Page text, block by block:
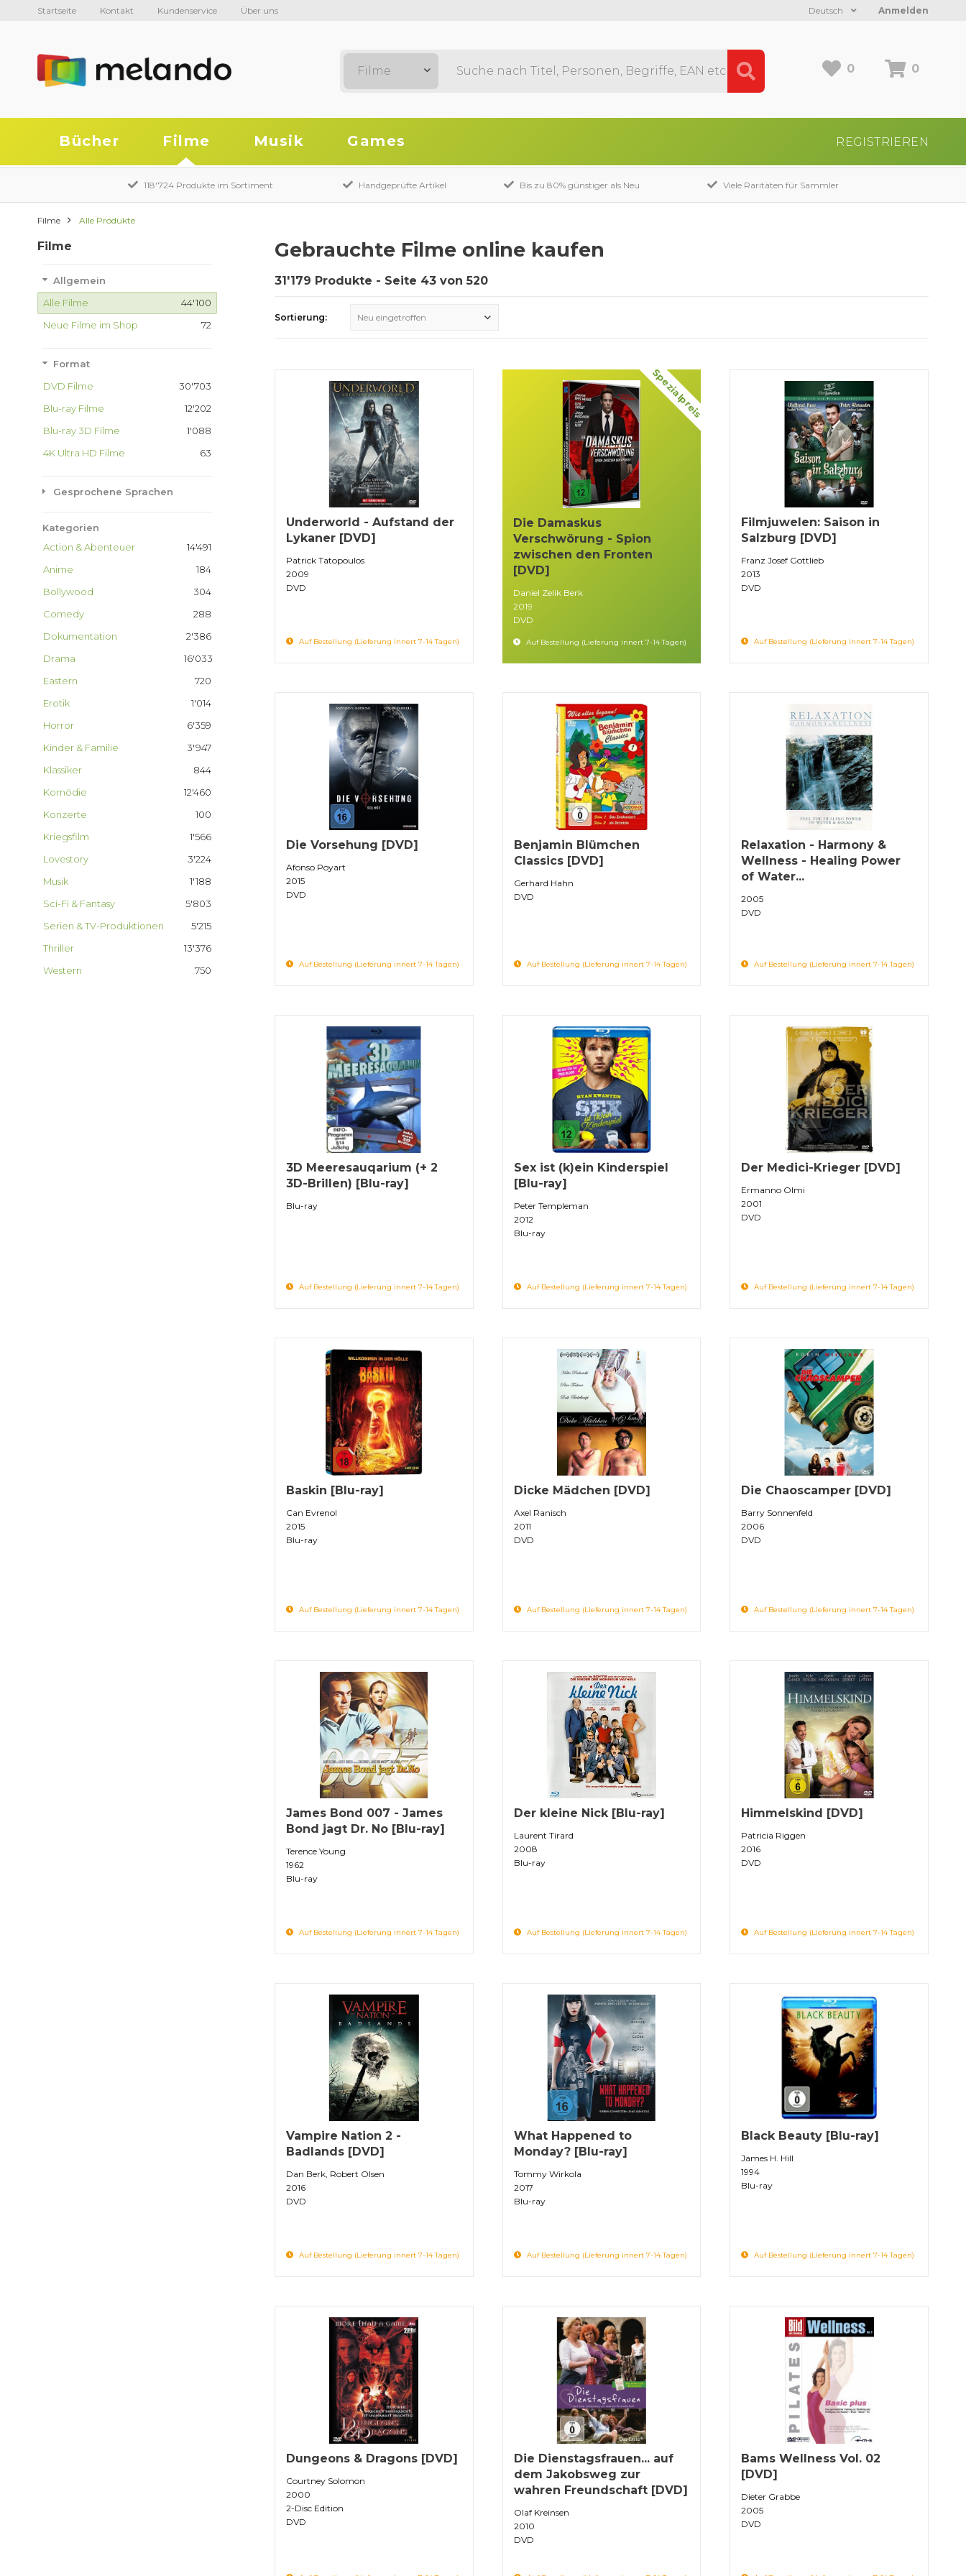
Startseite Kontakt Kundenservice Über uns Anmelden
Deutsch
0 0
Filme
Bücher Filme Musik Games REGISTRIEREN
118'724 Produkte im Sortiment Handgeprüfte Artikel Bis zu 80% günstiger als Neu Viele Raritäten für Sammler
Filme Alle Produkte
Filme
Allgemein
44'100
Alle Filme
72
Neue Filme im Shop
Format
30'703
DVD Filme
12'202
Blu-ray Filme
1'088
Blu-ray 3D Filme
63
4K Ultra HD Filme
Gesprochene Sprachen
Kategorien
14'491
Action & Abenteuer
184
Anime
304
Bollywood
288
Comedy
2'386
Dokumentation
16'033
Drama
720
Eastern
1'014
Erotik
6'359
Horror
3'947
Kinder & Familie
844
Klassiker
12'460
Komödie
100
Konzerte
1'566
Kriegsfilm
3'224
Lovestory
1'188
Musik
5'803
Sci-Fi & Fantasy
5'215
Serien & TV-Produktionen
13'376
Thriller
750
Western
Gebrauchte Filme online kaufen
31'179 Produkte - Seite 43 von 520
Sortierung: Neu eingetroffen
Underworld - Aufstand der
Lykaner [DVD]
Patrick Tatopoulos
2009
DVD
Auf Bestellung (Lieferung innert 7-14 Tagen)
Spezialpreis
Die Damaskus
Verschwörung - Spion
zwischen den Fronten
[DVD]
Daniel Zelik Berk
2019
DVD
Auf Bestellung (Lieferung innert 7-14 Tagen)
Filmjuwelen: Saison in
Salzburg [DVD]
Franz Josef Gottlieb
2013
DVD
Auf Bestellung (Lieferung innert 7-14 Tagen)
Die Vorsehung [DVD]
Afonso Poyart
2015
DVD
Auf Bestellung (Lieferung innert 7-14 Tagen)
Benjamin Blümchen
Classics [DVD]
Gerhard Hahn
DVD
Auf Bestellung (Lieferung innert 7-14 Tagen)
Relaxation - Harmony &
Wellness - Healing Power
of Water...
2005
DVD
Auf Bestellung (Lieferung innert 7-14 Tagen)
3D Meeresauqarium (+ 2
3D-Brillen) [Blu-ray]
Blu-ray
Auf Bestellung (Lieferung innert 7-14 Tagen)
Sex ist (k)ein Kinderspiel
[Blu-ray]
Peter Templeman
2012
Blu-ray
Auf Bestellung (Lieferung innert 7-14 Tagen)
Der Medici-Krieger [DVD]
Ermanno Olmi
2001
DVD
Auf Bestellung (Lieferung innert 7-14 Tagen)
Baskin [Blu-ray]
Can Evrenol
2015
Blu-ray
Auf Bestellung (Lieferung innert 7-14 Tagen)
Dicke Mädchen [DVD]
Axel Ranisch
2011
DVD
Auf Bestellung (Lieferung innert 7-14 Tagen)
Die Chaoscamper [DVD]
Barry Sonnenfeld
2006
DVD
Auf Bestellung (Lieferung innert 7-14 Tagen)
James Bond 007 - James
Bond jagt Dr. No [Blu-ray]
Terence Young
1962
Blu-ray
Auf Bestellung (Lieferung innert 7-14 Tagen)
Der kleine Nick [Blu-ray]
Laurent Tirard
2008
Blu-ray
Auf Bestellung (Lieferung innert 7-14 Tagen)
Himmelskind [DVD]
Patricia Riggen
2016
DVD
Auf Bestellung (Lieferung innert 7-14 Tagen)
Vampire Nation 2 -
Badlands [DVD]
Dan Berk, Robert Olsen
2016
DVD
Auf Bestellung (Lieferung innert 7-14 Tagen)
What Happened to
Monday? [Blu-ray]
Tommy Wirkola
2017
Blu-ray
Auf Bestellung (Lieferung innert 7-14 Tagen)
Black Beauty [Blu-ray]
James H. Hill
1994
Blu-ray
Auf Bestellung (Lieferung innert 7-14 Tagen)
Dungeons & Dragons [DVD]
Courtney Solomon
2000
2-Disc Edition
DVD
Die Dienstagsfrauen... auf
dem Jakobsweg zur
wahren Freundschaft [DVD]
Olaf Kreinsen
2010
DVD
Bams Wellness Vol. 02
[DVD]
Dieter Grabbe
2005
DVD